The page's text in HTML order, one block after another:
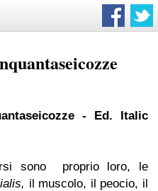
- Ed. Italic
sono proprio loro, le
il muscolo, il peocio, il